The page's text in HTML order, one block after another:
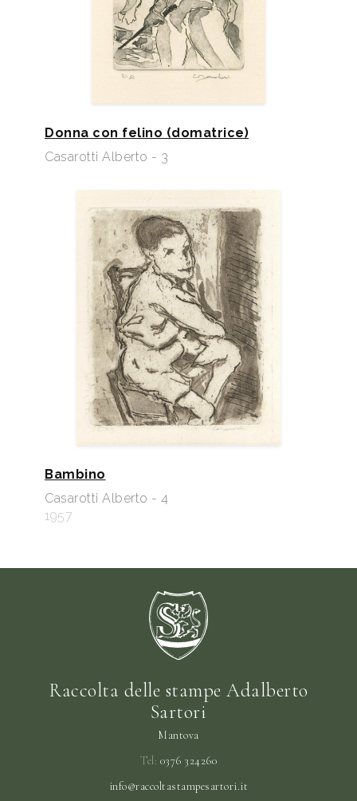
Donna con felino (domatrice)
Casarotti Alberto - 3
Bambino
Casarotti Alberto - 4
1957
Raccolta delle stampe Adalberto
Sartori
Mantova
Tel: 0376 324260
info@raccoltastampesartori.it